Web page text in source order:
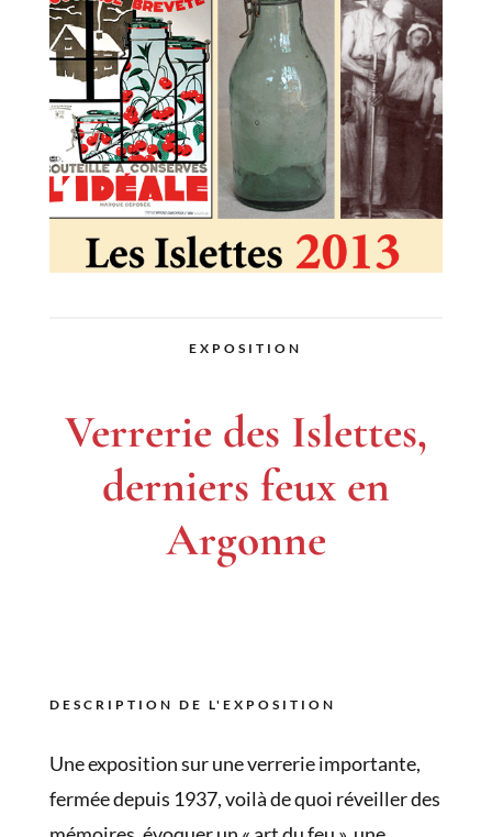
EXPOSITION
Verrerie des Islettes,
derniers feux en
Argonne
DESCRIPTION DE L'EXPOSITION
Une exposition sur une verrerie importante,
fermée depuis 1937, voilà de quoi réveiller des